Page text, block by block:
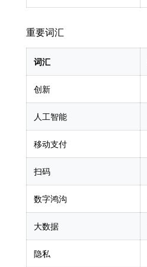
重要词汇
词汇
创新
人工智能
移动支付
扫码
数字鸿沟
大数据
隐私